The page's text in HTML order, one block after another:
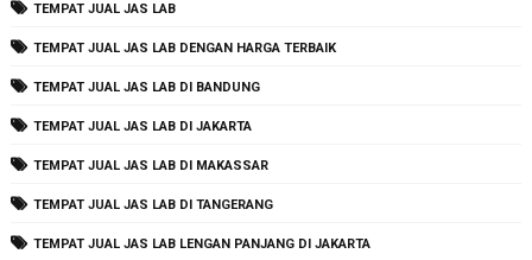
TEMPAT JUAL JAS LAB
TEMPAT JUAL JAS LAB DENGAN HARGA TERBAIK
TEMPAT JUAL JAS LAB DI BANDUNG
TEMPAT JUAL JAS LAB DI JAKARTA
TEMPAT JUAL JAS LAB DI MAKASSAR
TEMPAT JUAL JAS LAB DI TANGERANG
TEMPAT JUAL JAS LAB LENGAN PANJANG DI JAKARTA